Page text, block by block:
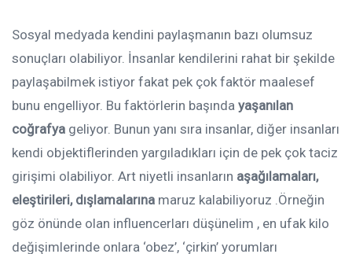
Sosyal medyada kendini paylaşmanın bazı olumsuz
sonuçları olabiliyor. İnsanlar kendilerini rahat bir şekilde
paylaşabilmek istiyor fakat pek çok faktör maalesef
bunu engelliyor. Bu faktörlerin başında yaşanılan
coğrafya geliyor. Bunun yanı sıra insanlar, diğer insanları
kendi objektiflerinden yargıladıkları için de pek çok taciz
girişimi olabiliyor. Art niyetli insanların aşağılamaları,
eleştirileri, dışlamalarına maruz kalabiliyoruz .Örneğin
göz önünde olan influencerları düşünelim , en ufak kilo
değişimlerinde onlara ‘obez’, ‘çirkin’ yorumları